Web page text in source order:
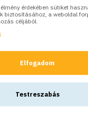
érdekében sütiket
biztosításához, a weboldal
céljából.
Elfogadom
Testreszabás